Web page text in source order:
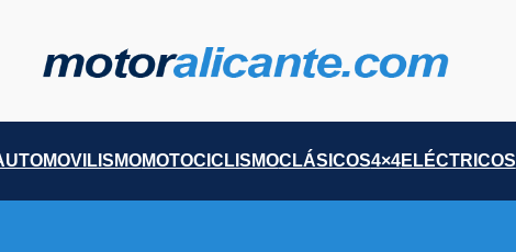
MOTOCICLISMOCLÁSICOS4×4ELÉCTRICOS